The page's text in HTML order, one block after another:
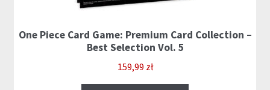
One Piece Card Game: Premium Card Collection –
Best Selection Vol. 5
159,99 zł